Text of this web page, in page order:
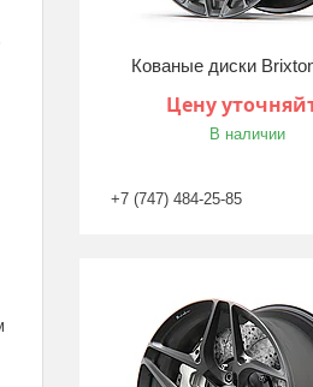
Кованые диски
Цену
В наличии
+7 (747) 484-25-85